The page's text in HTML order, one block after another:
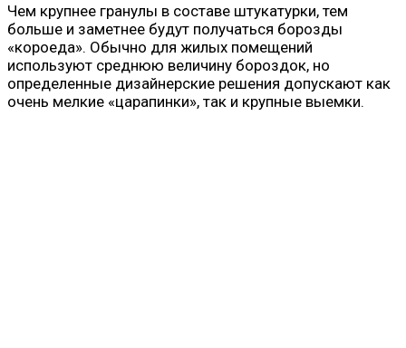
Чем крупнее гранулы в составе штукатурки, тем
больше и заметнее будут получаться борозды
«короеда». Обычно для жилых помещений
используют среднюю величину бороздок, но
определенные дизайнерские решения допускают как
очень мелкие «царапинки», так и крупные выемки.